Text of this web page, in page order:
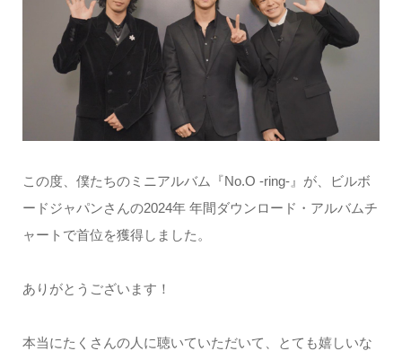
この度、僕たちのミニアルバム『No.O -ring-』が、ビルボ
ードジャパンさんの2024年 年間ダウンロード・アルバムチ
ャートで首位を獲得しました。
ありがとうございます！
本当にたくさんの人に聴いていただいて、とても嬉しいな